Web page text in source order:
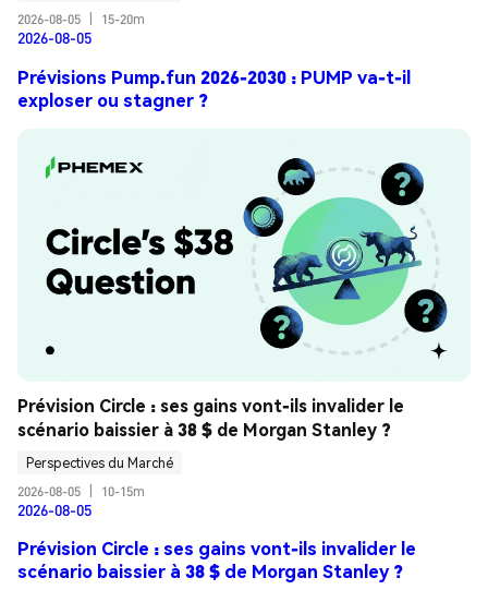
2026-08-05
15-20m
2026-08-05
Prévisions Pump.fun 2026-2030 : PUMP va-t-il
exploser ou stagner ?
Prévision Circle : ses gains vont-ils invalider le
scénario baissier à 38 $ de Morgan Stanley ?
Perspectives du Marché
2026-08-05
10-15m
2026-08-05
Prévision Circle : ses gains vont-ils invalider le
scénario baissier à 38 $ de Morgan Stanley ?